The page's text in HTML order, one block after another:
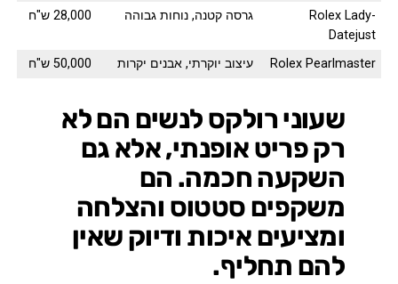
Rolex Lady-
Datejust
גרסה קטנה, נוחות גבוהה 28,000 ש"ח
Rolex Pearlmaster עיצוב יוקרתי, אבנים יקרות 50,000 ש"ח
שעוני רולקס לנשים הם לא
רק פריט אופנתי, אלא גם
השקעה חכמה. הם
משקפים סטטוס והצלחה
ומציעים איכות ודיוק שאין
להם תחליף.